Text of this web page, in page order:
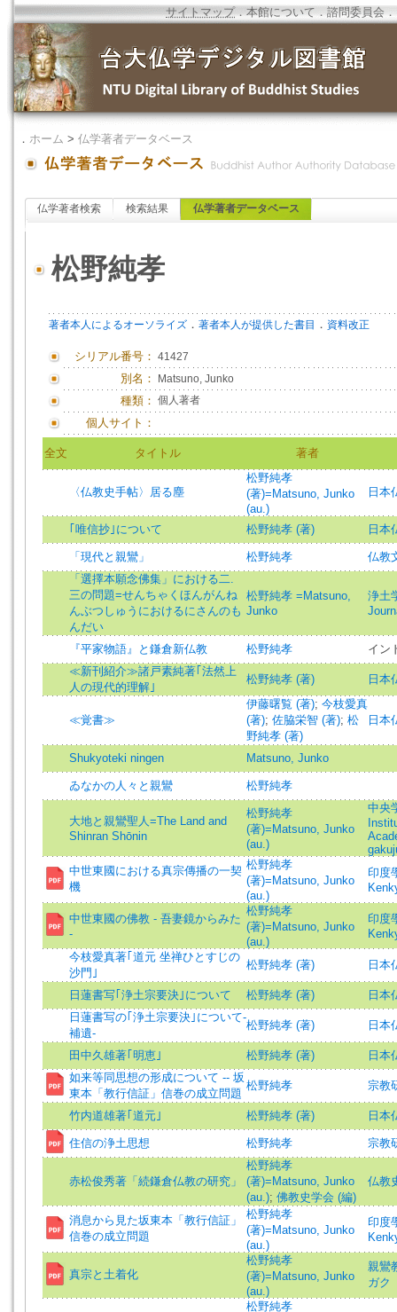
サイトマップ．本館について ．諮問委員会 ．
． ホーム > 仏学著者データベース
仏学著者検索 検索結果 仏学著者データベース
松野純孝
著者本人によるオーソライズ ． 著者本人が提供した書目 ． 資料改正
シリアル番号： 41427
別名： Matsuno, Junko
種類： 個人著者
個人サイト：
全文 タイトル 著者
〈仏教史手帖〉居る塵
松野純孝
(著)=Matsuno, Junko
(au.)
日本
｢唯信抄｣について 松野純孝 (著) 日本
「現代と親鸞」 松野純孝
仏教
「選擇本願念佛集」における二.
三の問題=せんちゃくほんがんね
んぶつしゅうにおけるにさんのも
んだい
松野純孝 =Matsuno,
Junko
浄土
『平家物語』と鎌倉新仏教 松野純孝
イン
≪新刊紹介≫諸戸素純著｢法然上
人の現代的理解｣
松野純孝 (著) 日本
≪覚書≫
伊藤曙覧 (著); 今枝愛真
(著); 佐脇栄智 (著); 松
野純孝 (著)
日本
Shukyoteki ningen Matsuno, Junko
ゐなかの人々と親鸞 松野純孝
大地と親鸞聖人=The Land and
Shinran Shōnin
松野純孝
(著)=Matsuno, Junko
(au.)
中央
中世東國における真宗傳播の一契
機
松野純孝
(著)=Matsuno, Junko
(au.)
印度
中世東國の佛教 - 吾妻鏡からみた
-
松野純孝
(著)=Matsuno, Junko
(au.)
印度
今枝愛真著｢道元 坐禅ひとすじの
沙門｣
松野純孝 (著) 日本
日蓮書写｢浄土宗要決｣について 松野純孝 (著)
日本
日蓮書写の｢浄土宗要決｣について-
補遺-
松野純孝 (著) 日本
田中久雄著｢明恵｣ 松野純孝 (著)
日本
如来等同思想の形成について -- 坂
東本「教行信証」信巻の成立問題
松野純孝 宗教
竹内道雄著｢道元｣ 松野純孝 (著) 日本
住信の浄土思想 松野純孝 宗教
赤松俊秀著「続鎌倉仏教の研究」
松野純孝
(著)=Matsuno, Junko
(au.); 佛教史学会 (編)
仏教
消息から見た坂東本「教行信証」
信巻の成立問題
松野純孝
(著)=Matsuno, Junko
(au.)
印度
真宗と土着化
松野純孝
(著)=Matsuno, Junko
(au.)
親鸞
ガク
松野純孝